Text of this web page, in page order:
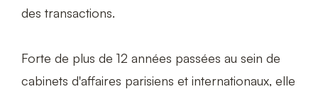
des transactions.
Forte de plus de 12 années passées au sein de
cabinets d'affaires parisiens et internationaux, elle